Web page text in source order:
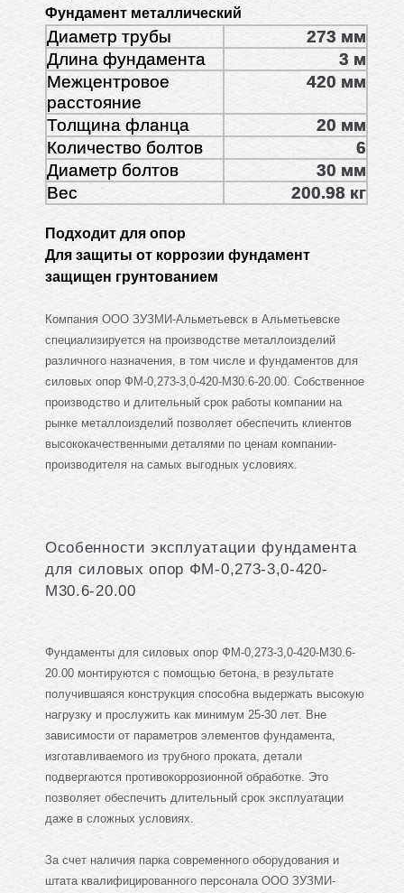
Фундамент металлический
Диаметр трубы
273 мм
Длина фундамента
3 м
Межцентровое
расстояние
420 мм
Толщина фланца
20 мм
Количество болтов
6
Диаметр болтов
30 мм
Вес
200.98 кг
Подходит для опор
Для защиты от коррозии фундамент
защищен грунтованием
Компания ООО ЗУЗМИ-Альметьевск в Альметьевске
специализируется на производстве металлоизделий
различного назначения, в том числе и фундаментов для
силовых опор ФМ-0,273-3,0-420-М30.6-20.00. Собственное
производство и длительный срок работы компании на
рынке металлоизделий позволяет обеспечить клиентов
высококачественными деталями по ценам компании-
производителя на самых выгодных условиях.
Особенности эксплуатации фундамента
для силовых опор ФМ-0,273-3,0-420-
М30.6-20.00
Фундаменты для силовых опор ФМ-0,273-3,0-420-М30.6-
20.00 монтируются с помощью бетона, в результате
получившаяся конструкция способна выдержать высокую
нагрузку и прослужить как минимум 25-30 лет. Вне
зависимости от параметров элементов фундамента,
изготавливаемого из трубного проката, детали
подвергаются противокоррозионной обработке. Это
позволяет обеспечить длительный срок эксплуатации
даже в сложных условиях.
За счет наличия парка современного оборудования и
штата квалифицированного персонала ООО ЗУЗМИ-